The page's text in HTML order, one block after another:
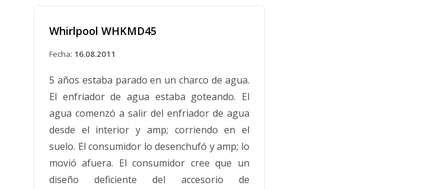
Whirlpool WHKMD45
Fecha: 16.08.2011
5 años estaba parado en un charco de agua.
El enfriador de agua estaba goteando. El
agua comenzó a salir del enfriador de agua
desde el interior y amp; corriendo en el
suelo. El consumidor lo desenchufó y amp; lo
movió afuera. El consumidor cree que un
diseño deficiente del accesorio de